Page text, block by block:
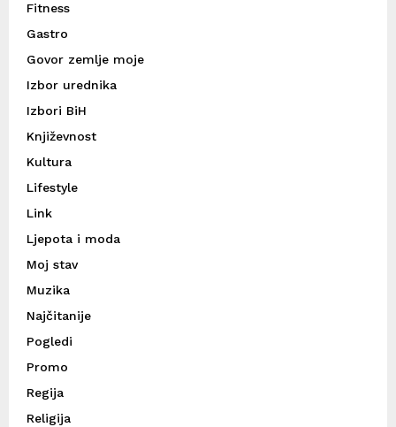
Fitness
Gastro
Govor zemlje moje
Izbor urednika
Izbori BiH
Književnost
Kultura
Lifestyle
Link
Ljepota i moda
Moj stav
Muzika
Najčitanije
Pogledi
Promo
Regija
Religija